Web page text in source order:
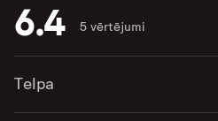
6.4 5 vērtējumi
Telpa